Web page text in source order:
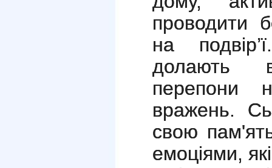
проводити
на
долають
перепони
вражень.
свою
емоціями,